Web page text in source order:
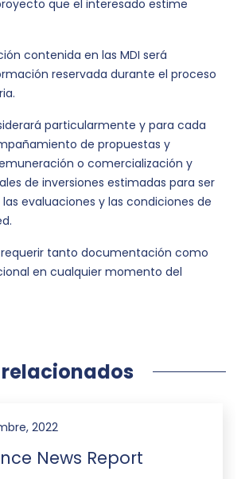
que el interesado estime
contenida en las MDI será
reservada durante el proceso
particularmente y para cada
de propuestas y
o comercialización y
de inversiones estimadas para ser
evaluaciones y las condiciones de
requerir tanto documentación como
en cualquier momento del
Novedad